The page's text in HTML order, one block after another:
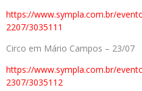
https://www.sympla.com.br/
2207/3035111
Circo em Mário Campos – 23/07
https://www.sympla.com.br/
2307/3035112